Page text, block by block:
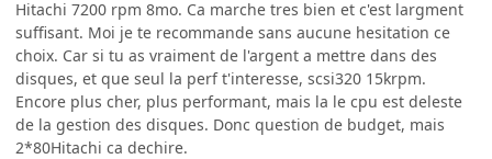
Hitachi 7200 rpm 8mo. Ca marche tres bien et c'est largment
suffisant. Moi je te recommande sans aucune hesitation ce
choix. Car si tu as vraiment de l'argent a mettre dans des
disques, et que seul la perf t'interesse, scsi320 15krpm.
Encore plus cher, plus performant, mais la le cpu est deleste
de la gestion des disques. Donc question de budget, mais
2*80Hitachi ca dechire.